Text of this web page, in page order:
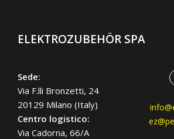
ELEKTROZUBEHÖR SPA
Sede:
Via F.lli Bronzetti, 24
20129 Milano (Italy)
Centro logistico:
Via Cadorna, 66/A